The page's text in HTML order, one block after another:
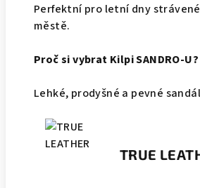
Perfektní pro letní dny
městě.
Proč si vybrat Kilpi SANDRO-U?
Lehké, prodyšné a pevné
TRUE